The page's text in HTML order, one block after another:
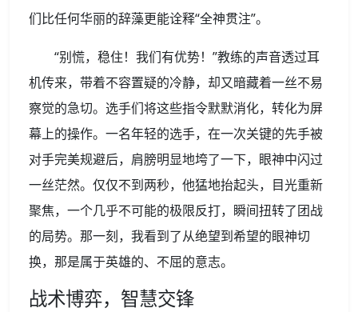
们比任何华丽的辞藻更能诠释“全神贯注”。
“别慌，稳住！我们有优势！”教练的声音透过耳
机传来，带着不容置疑的冷静，却又暗藏着一丝不易
察觉的急切。选手们将这些指令默默消化，转化为屏
幕上的操作。一名年轻的选手，在一次关键的先手被
对手完美规避后，肩膀明显地垮了一下，眼神中闪过
一丝茫然。仅仅不到两秒，他猛地抬起头，目光重新
聚焦，一个几乎不可能的极限反打，瞬间扭转了团战
的局势。那一刻，我看到了从绝望到希望的眼神切
换，那是属于英雄的、不屈的意志。
战术博弈，智慧交锋